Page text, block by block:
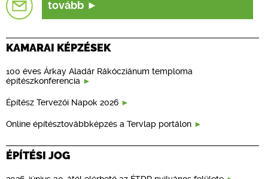
tovább
KAMARAI KÉPZÉSEK
100 éves Árkay Aladár Rákócziánum temploma
építészkonferencia
Építész Tervezői Napok 2026
Online építésztovábbképzés a Tervlap portálon
ÉPÍTÉSI JOG